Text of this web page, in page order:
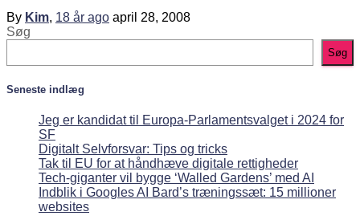
By Kim, 18 år ago april 28, 2008
Søg
Søg
Seneste indlæg
Jeg er kandidat til Europa-Parlamentsvalget i 2024 for
SF
Digitalt Selvforsvar: Tips og tricks
Tak til EU for at håndhæve digitale rettigheder
Tech-giganter vil bygge ‘Walled Gardens’ med AI
Indblik i Googles AI Bard’s træningssæt: 15 millioner
websites